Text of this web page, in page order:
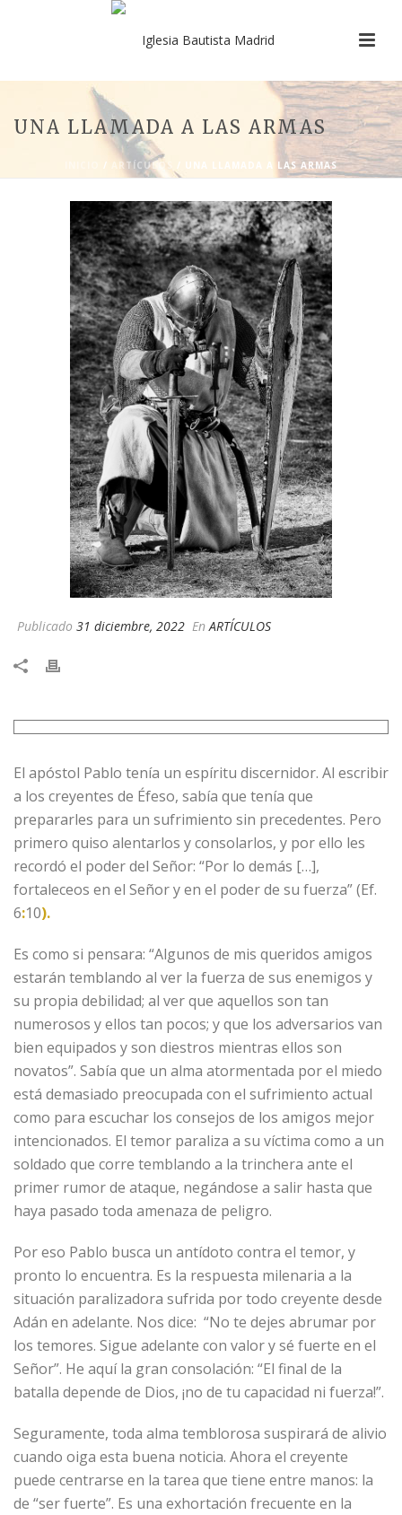
UNA LLAMADA A LAS ARMAS
/ ARTÍCULOS / UNA LLAMADA A LAS ARMAS
Publicado 31 diciembre, 2022 En ARTÍCULOS
El apóstol Pablo tenía un espíritu discernidor. Al escribir
a los creyentes de Éfeso, sabía que tenía que
prepararles para un sufrimiento sin precedentes. Pero
primero quiso alentarlos y consolarlos, y por ello les
recordó el poder del Señor: “Por lo demás […],
fortaleceos en el Señor y en el poder de su fuerza” (Ef.
6:10).
Es como si pensara: “Algunos de mis queridos amigos
estarán temblando al ver la fuerza de sus enemigos y
su propia debilidad; al ver que aquellos son tan
numerosos y ellos tan pocos; y que los adversarios van
bien equipados y son diestros mientras ellos son
novatos”. Sabía que un alma atormentada por el miedo
está demasiado preocupada con el sufrimiento actual
como para escuchar los consejos de los amigos mejor
intencionados. El temor paraliza a su víctima como a un
soldado que corre temblando a la trinchera ante el
primer rumor de ataque, negándose a salir hasta que
haya pasado toda amenaza de peligro.
Por eso Pablo busca un antídoto contra el temor, y
pronto lo encuentra. Es la respuesta milenaria a la
situación paralizadora sufrida por todo creyente desde
Adán en adelante. Nos dice: “No te dejes abrumar por
los temores. Sigue adelante con valor y sé fuerte en el
Señor”. He aquí la gran consolación: “El final de la
batalla depende de Dios, ¡no de tu capacidad ni fuerza!”.
Seguramente, toda alma temblorosa suspirará de alivio
cuando oiga esta buena noticia. Ahora el creyente
puede centrarse en la tarea que tiene entre manos: la
de “ser fuerte”. Es una exhortación frecuente en la